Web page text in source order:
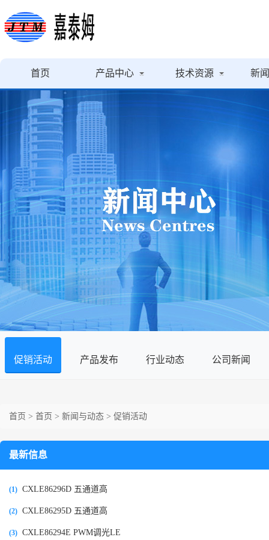
首页 产品中心 技术资源 新
促销活动 产品发布 行业动态 公司新闻
首页 > 首页 > 新闻与动态 > 促销活动
最新信息
(1) CXLE86296D 五通道高
(2) CXLE86295D 五通道高
(3) CXLE86294E PWM调光LE